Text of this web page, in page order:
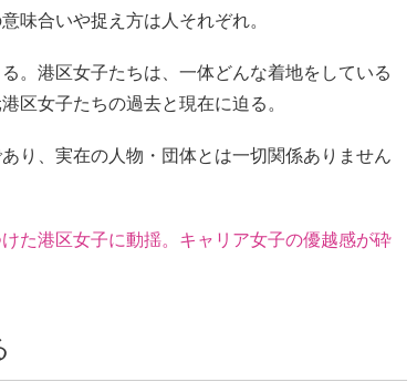
合いや捉え方は人それぞれ。
。港区女子たちは、一体どんな着地をしている
区女子たちの過去と現在に迫る。
り、実在の人物・団体とは一切関係ありません
た港区女子に動揺。キャリア女子の優越感が砕